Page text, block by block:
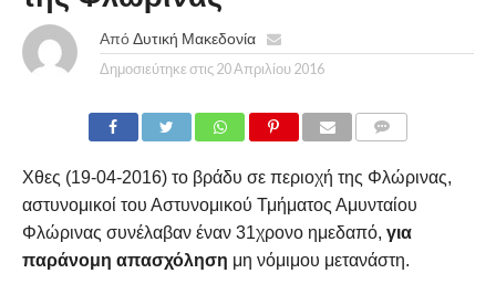
Από Δυτική Μακεδονία
Δημοσιεύτηκε στις 20 Απριλίου 2016
Χθες (19-04-2016) το βράδυ σε περιοχή της Φλώρινας,
αστυνομικοί του Αστυνομικού Τμήματος Αμυνταίου
Φλώρινας συνέλαβαν έναν 31χρονο ημεδαπό, για
παράνομη απασχόληση μη νόμιμου μετανάστη.